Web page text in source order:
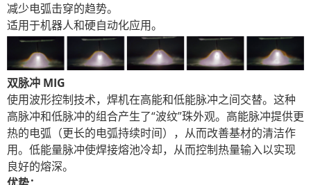
减少电弧击穿的趋势。
适用于机器人和硬自动化应用。
双脉冲 MIG
使用波形控制技术，焊机在高能和低能脉冲之间交替。这种
高脉冲和低脉冲的组合产生了“波纹”珠外观。高能脉冲提供更
热的电弧（更长的电弧持续时间），从而改善基材的清洁作
用。低能量脉冲使焊接熔池冷却，从而控制热量输入以实现
良好的熔深。